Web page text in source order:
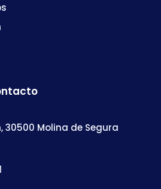
Molina de Segura